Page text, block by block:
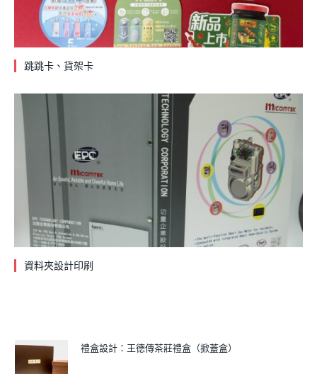
跳跳卡、貨架卡
資料夾設計印刷
禮盒設計：王德傳茶莊禮盒（掀蓋盒）